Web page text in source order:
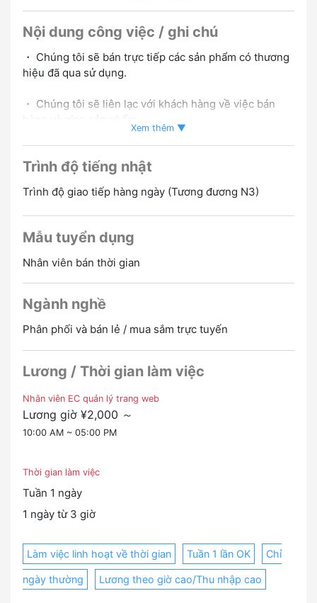
Ngoài mức lương theo giờ 2.000 yên, còn có hoa hồng
lên nhiều hơn nữa!
Tôi không sử dụng tiếng Nhật khó
Không sao nếu bạn có thể giao tiếp
Nội dung công việc / ghi chú
・ Chúng tôi sẽ bán trực tiếp các sản phẩm có thương
hiệu đã qua sử dụng.
・ Chúng tôi sẽ liên lạc với khách hàng về việc bán
hàng và giao sản phẩm
・ Tăng lượng người theo dõi Facebook và Instagram
để tăng khách hàng
Phỏng vấn online OK
Xem thêm ▼
Trình độ tiếng nhật
Trình độ giao tiếp hàng ngày (Tương đương N3)
Mẫu tuyển dụng
Nhân viên bán thời gian
Ngành nghề
Phân phối và bán lẻ / mua sắm trực tuyến
Lương / Thời gian làm việc
Nhân viên EC quản lý trang web
Lương giờ ¥2,000 ～
10:00 AM ~ 05:00 PM
Thời gian làm việc
Tuần 1 ngày
1 ngày từ 3 giờ
Làm việc linh hoạt về thời gian Tuần 1 lần OK Chỉ
ngày thường Lương theo giờ cao/Thu nhập cao